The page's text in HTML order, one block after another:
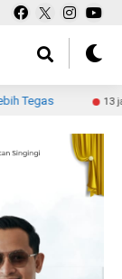
13 jam lalu